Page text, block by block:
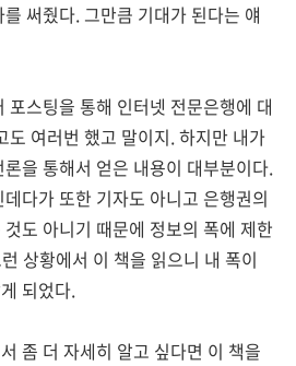
써줬다. 그만큼 기대가 된다는 얘
포스팅을 통해 인터넷 전문은행에 대
도 여러번 했고 말이지. 하지만 내가
을 통해서 얻은 내용이 대부분이다.
다가 또한 기자도 아니고 은행권의
도 아니기 때문에 정보의 폭에 제한
상황에서 이 책을 읽으니 내 폭이
되었다.
좀 더 자세히 알고 싶다면 이 책을